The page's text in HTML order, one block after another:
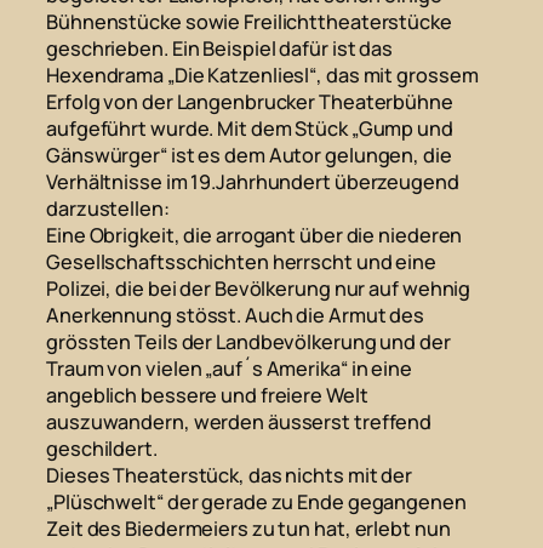
Bühnenstücke sowie Freilichttheaterstücke
geschrieben. Ein Beispiel dafür ist das
Hexendrama „Die Katzenliesl“, das mit grossem
Erfolg von der Langenbrucker Theaterbühne
aufgeführt wurde. Mit dem Stück „Gump und
Gänswürger“ ist es dem Autor gelungen, die
Verhältnisse im 19.Jahrhundert überzeugend
darzustellen:
Eine Obrigkeit, die arrogant über die niederen
Gesellschaftsschichten herrscht und eine
Polizei, die bei der Bevölkerung nur auf wehnig
Anerkennung stösst. Auch die Armut des
grössten Teils der Landbevölkerung und der
Traum von vielen „auf´s Amerika“ in eine
angeblich bessere und freiere Welt
auszuwandern, werden äusserst treffend
geschildert.
Dieses Theaterstück, das nichts mit der
„Plüschwelt“ der gerade zu Ende gegangenen
Zeit des Biedermeiers zu tun hat, erlebt nun